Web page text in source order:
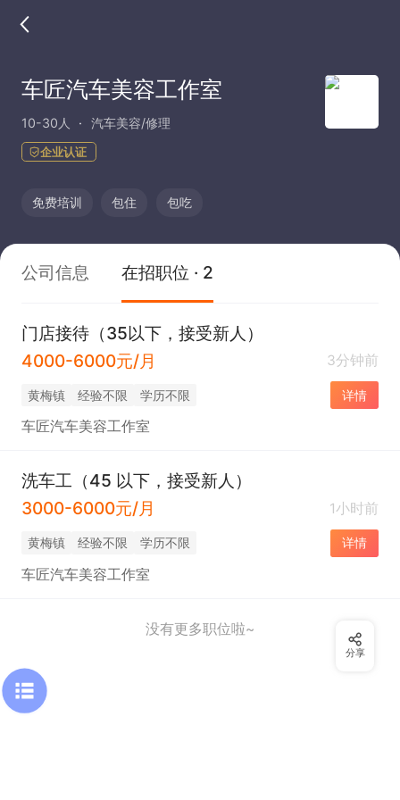
车匠汽车美容工作室
10-30人 汽车美容/修理
企业认证
免费培训 包住 包吃
公司信息 在招职位 · 2
门店接待（35以下，接受新人）
4000-6000元/月
3分钟前
黄梅镇 经验不限 学历不限 详情
车匠汽车美容工作室
洗车工（45 以下，接受新人）
3000-6000元/月
1小时前
黄梅镇 经验不限 学历不限 详情
车匠汽车美容工作室
没有更多职位啦~
分享